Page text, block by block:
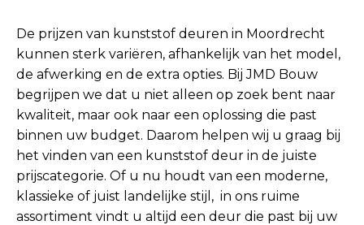
De prijzen van kunststof deuren in Moordrecht
kunnen sterk variëren, afhankelijk van het model,
de afwerking en de extra opties. Bij JMD Bouw
begrijpen we dat u niet alleen op zoek bent naar
kwaliteit, maar ook naar een oplossing die past
binnen uw budget. Daarom helpen wij u graag bij
het vinden van een kunststof deur in de juiste
prijscategorie. Of u nu houdt van een moderne,
klassieke of juist landelijke stijl, in ons ruime
assortiment vindt u altijd een deur die past bij uw